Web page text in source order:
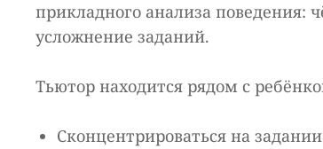
прикладного анализа поведения:
усложнение заданий.
Тьютор находится рядом с
Сконцентрироваться на задании